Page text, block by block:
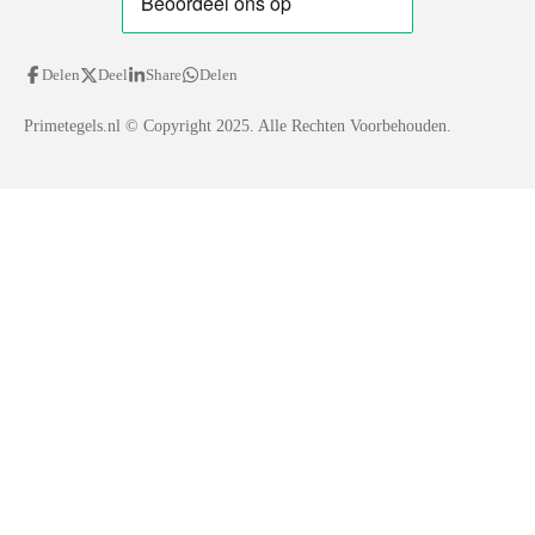
Delen Deel Share Delen
Primetegels.nl © Copyright 2025. Alle Rechten Voorbehouden.